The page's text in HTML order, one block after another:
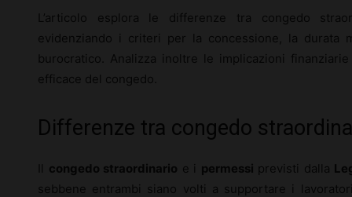
L’articolo esplora le differenze tra congedo
evidenziando i criteri per la concessione, la durata
burocratico. Analizza inoltre le implicazioni
efficace del congedo.
Differenze tra congedo
congedo straordinario e i permessi previsti dalla
sebbene entrambi siano volti a supportare i